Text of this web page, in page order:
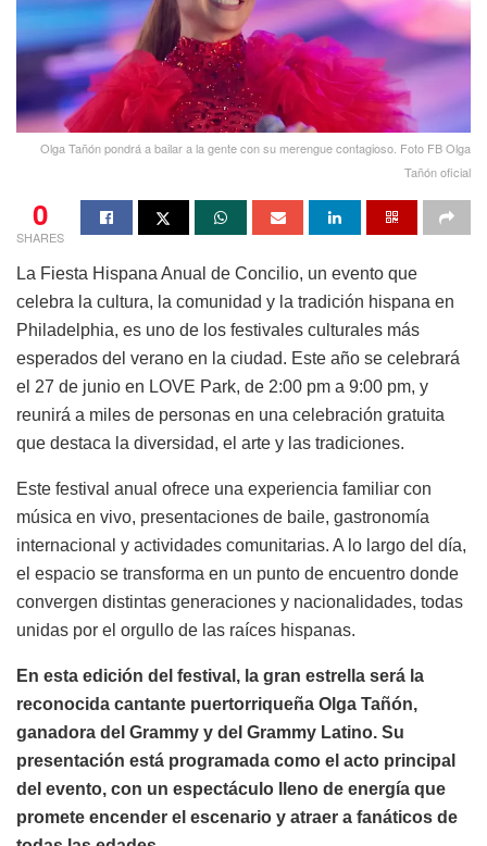
Olga Tañón pondrá a bailar a la gente con su merengue contagioso. Foto FB Olga
Tañón oficial
0
SHARES
La Fiesta Hispana Anual de Concilio, un evento que
celebra la cultura, la comunidad y la tradición hispana en
Philadelphia, es uno de los festivales culturales más
esperados del verano en la ciudad. Este año se celebrará
el 27 de junio en LOVE Park, de 2:00 pm a 9:00 pm, y
reunirá a miles de personas en una celebración gratuita
que destaca la diversidad, el arte y las tradiciones.
Este festival anual ofrece una experiencia familiar con
música en vivo, presentaciones de baile, gastronomía
internacional y actividades comunitarias. A lo largo del día,
el espacio se transforma en un punto de encuentro donde
convergen distintas generaciones y nacionalidades, todas
unidas por el orgullo de las raíces hispanas.
En esta edición del festival, la gran estrella será la
reconocida cantante puertorriqueña Olga Tañón,
ganadora del Grammy y del Grammy Latino. Su
presentación está programada como el acto principal
del evento, con un espectáculo lleno de energía que
promete encender el escenario y atraer a fanáticos de